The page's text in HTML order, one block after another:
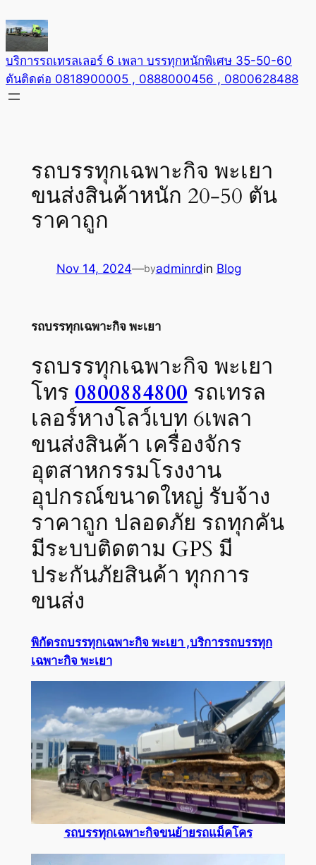
to
content
บริการรถเทรลเลอร์ 6 เพลา บรรทุกหนักพิเศษ 35-50-60
ตันติดต่อ 0818900005 , 0888000456 , 0800628488
รถบรรทุกเฉพาะกิจ พะเยา
ขนส่งสินค้าหนัก 20-50 ตัน
ราคาถูก
Nov 14, 2024—byadminrdin Blog
รถบรรทุกเฉพาะกิจ พะเยา
รถบรรทุกเฉพาะกิจ พะเยา
โทร 0800884800 รถเทรล
เลอร์หางโลว์เบท 6เพลา
ขนส่งสินค้า เครื่องจักร
อุตสาหกรรมโรงงาน
อุปกรณ์ขนาดใหญ่ รับจ้าง
ราคาถูก ปลอดภัย รถทุกคัน
มีระบบติดตาม GPS มี
ประกันภัยสินค้า ทุกการ
ขนส่ง
พิกัดรถบรรทุกเฉพาะกิจ พะเยา ,บริการรถบรรทุก
เฉพาะกิจ พะเยา
รถบรรทุกเฉพาะกิจขนย้ายรถแม็คโคร